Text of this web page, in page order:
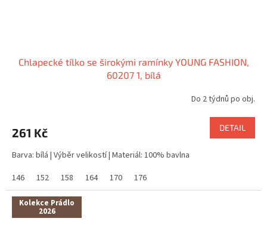
Chlapecké tílko se širokými ramínky YOUNG FASHION,
60207 1, bílá
Do 2 týdnů po obj.
261 Kč DETAIL
Barva: bílá | Výběr velikostí | Materiál: 100% bavlna
146
152 158 164 170 176
Kolekce Prádlo
2026